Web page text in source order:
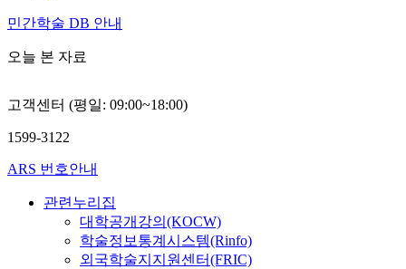
민간학술 DB 안내
오늘 본 자료
고객센터 (평일: 09:00~18:00)
1599-3122
ARS 번호안내
관련누리집
대학공개강의(KOCW)
학술정보통계시스템(Rinfo)
외국학술지지원센터(FRIC)